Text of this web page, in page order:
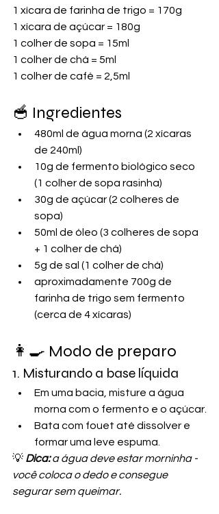
1 xícara de farinha de trigo = 170g
1 xícara de açúcar = 180g
1 colher de sopa = 15ml
1 colher de chá = 5ml
1 colher de café = 2,5ml
🥣 Ingredientes
480ml de água morna (2 xícaras
de 240ml)
10g de fermento biológico seco
(1 colher de sopa rasinha)
30g de açúcar (2 colheres de
sopa)
50ml de óleo (3 colheres de sopa
+ 1 colher de chá)
5g de sal (1 colher de chá)
aproximadamente 700g de
farinha de trigo sem fermento
(cerca de 4 xícaras)
👩‍🍳 Modo de preparo
1. Misturando a base líquida
Em uma bacia, misture a água
morna com o fermento e o açúcar.
Bata com fouet até dissolver e
formar uma leve espuma.
💡 Dica: a água deve estar morninha -
você coloca o dedo e consegue
segurar sem queimar.